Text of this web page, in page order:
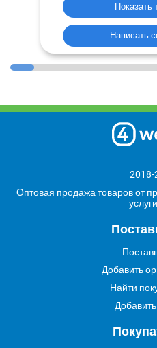
Написать
2018-
Оптовая продажа товаров от
Добавить
Найти
Добавить